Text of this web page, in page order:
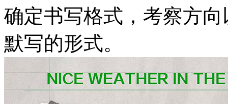
确定书写格式，考察方
默写的形式。